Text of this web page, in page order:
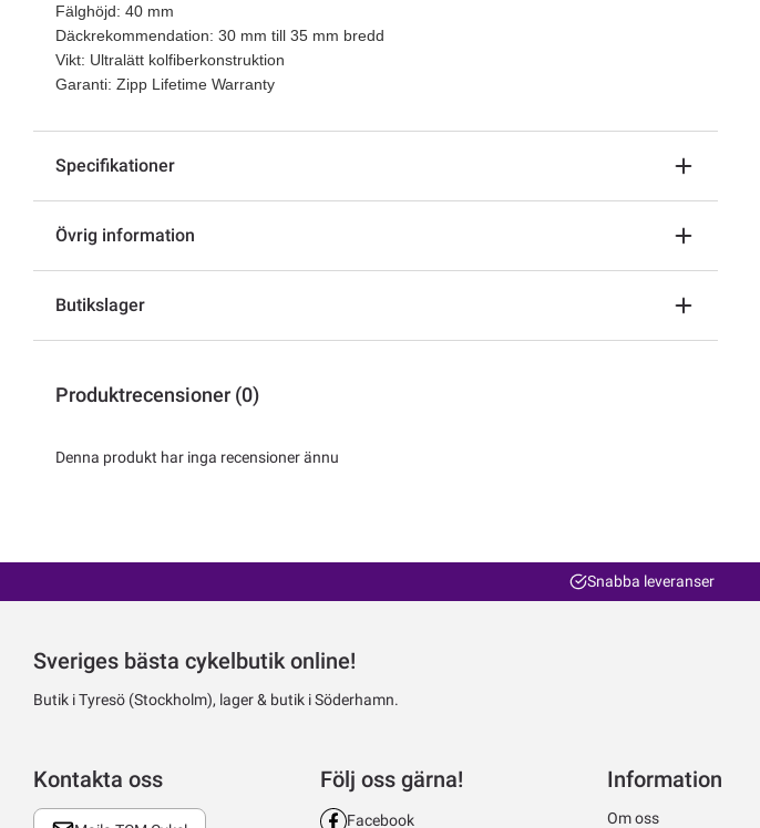
Fälghöjd: 40 mm
Däckrekommendation: 30 mm till 35 mm bredd
Vikt: Ultralätt kolfiberkonstruktion
Garanti: Zipp Lifetime Warranty
Specifikationer
Övrig information
Butikslager
Produktrecensioner (0)
Denna produkt har inga recensioner ännu
Snabba leveranser
Sveriges bästa cykelbutik online!
Butik i Tyresö (Stockholm), lager & butik i Söderhamn.
Kontakta oss Följ oss gärna!
Facebook
Information
Om oss